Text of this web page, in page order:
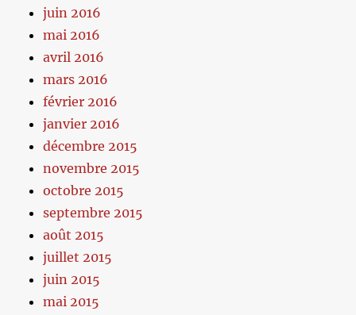
juin 2016
mai 2016
avril 2016
mars 2016
février 2016
janvier 2016
décembre 2015
novembre 2015
octobre 2015
septembre 2015
août 2015
juillet 2015
juin 2015
mai 2015